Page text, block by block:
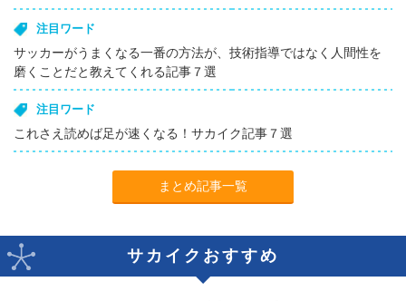
注目ワード
サッカーがうまくなる一番の方法が、技術指導ではなく人間性を
磨くことだと教えてくれる記事７選
注目ワード
これさえ読めば足が速くなる！サカイク記事７選
まとめ記事一覧
サカイクおすすめ